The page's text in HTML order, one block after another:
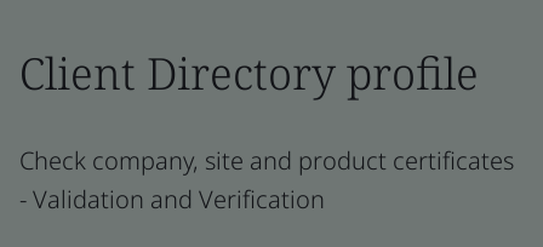
Client Directory profile
Check company, site and product certificates
- Validation and Verification